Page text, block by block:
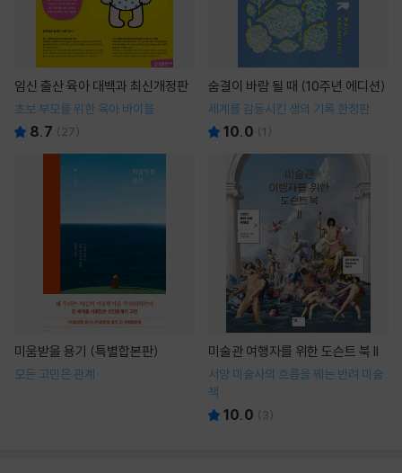
임신 출산 육아 대백과 최신개정판
초보 부모를 위한 육아 바이블
8.7 ( 27)
숨결이 바람 될 때 (10주년 에디션)
세계를 감동시킨 생의 기록 한정판
10.0 (1 )
미움받을 용기 (특별합본판)
모든 고민은 관계
미술관 여행자를 위한 도슨트 북 II
서양 미술사의 흐름을 꿰는 반려 미술
책
10.0 ( 3)